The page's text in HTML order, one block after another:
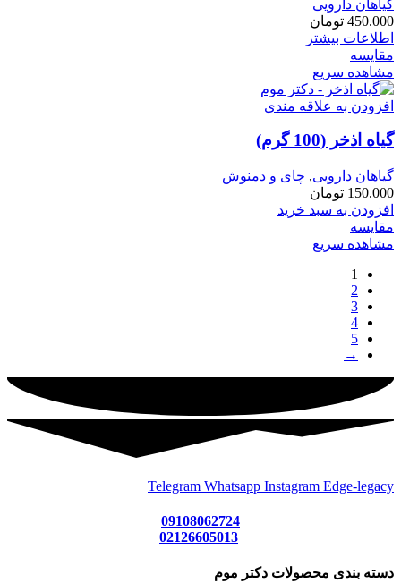
گیاهان دارویی
450.000 تومان
اطلاعات بیشتر
مقایسه
مشاهده سریع
افزودن به علاقه مندی
گیاه اذخر (100 گرم)
گیاهان دارویی, چای و دمنوش
150.000 تومان
افزودن به سبد خرید
مقایسه
مشاهده سریع
1
2
3
4
5
→
Telegram Whatsapp Instagram Edge-legacy
09108062724
02126605013
دسته بندی محصولات دکتر موم